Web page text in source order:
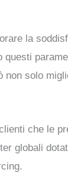
la
questi
solo
che le
globali